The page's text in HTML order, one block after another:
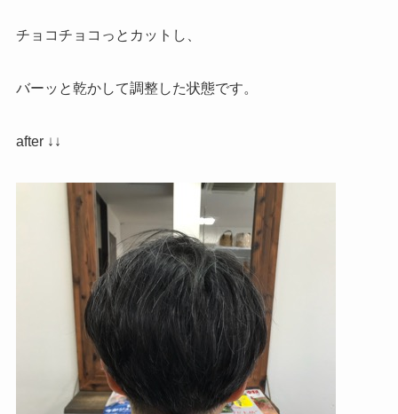
チョコチョコっとカットし、
バーッと乾かして調整した状態です。
after ↓↓